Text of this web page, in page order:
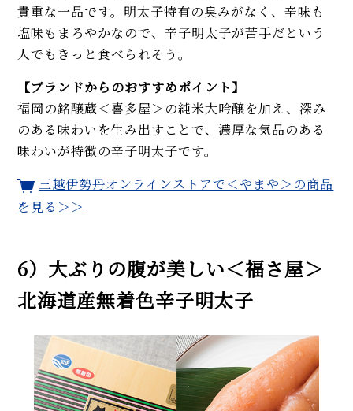
貴重な一品です。明太子特有の臭みがなく、辛味も
塩味もまろやかなので、辛子明太子が苦手だという
人でもきっと食べられそう。
【ブランドからのおすすめポイント】
福岡の銘醸蔵＜喜多屋＞の純米大吟醸を加え、深み
のある味わいを生み出すことで、濃厚な気品のある
味わいが特徴の辛子明太子です。
三越伊勢丹オンラインストアで＜やまや＞の商品
を見る＞＞
6）大ぶりの腹が美しい＜福さ屋＞
北海道産無着色辛子明太子